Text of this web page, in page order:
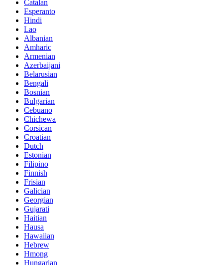
Catalan
Esperanto
Hindi
Lao
Albanian
Amharic
Armenian
Azerbaijani
Belarusian
Bengali
Bosnian
Bulgarian
Cebuano
Chichewa
Corsican
Croatian
Dutch
Estonian
Filipino
Finnish
Frisian
Galician
Georgian
Gujarati
Haitian
Hausa
Hawaiian
Hebrew
Hmong
Hungarian